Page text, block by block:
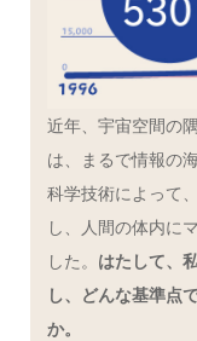
近年、宇宙空間の
は、まるで情報の
科学技術によって
し、人間の体内に
した。 はたして、
し、どんな基準点
か。